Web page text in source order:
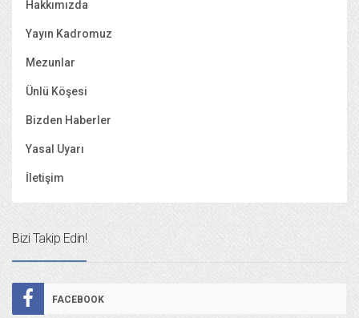
Hakkımızda
Yayın Kadromuz
Mezunlar
Ünlü Köşesi
Bizden Haberler
Yasal Uyarı
İletişim
Bizi Takip Edin!
FACEBOOK